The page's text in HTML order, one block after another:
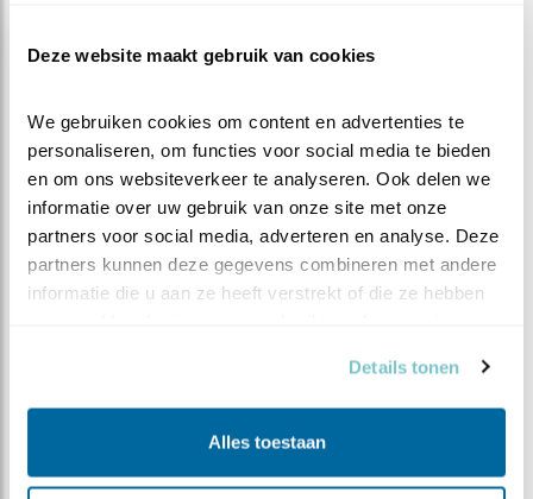
Deze website maakt gebruik van cookies
We gebruiken cookies om content en advertenties te
personaliseren, om functies voor social media te bieden
en om ons websiteverkeer te analyseren. Ook delen we
informatie over uw gebruik van onze site met onze
partners voor social media, adverteren en analyse. Deze
partners kunnen deze gegevens combineren met andere
informatie die u aan ze heeft verstrekt of die ze hebben
Details tonen
Alles toestaan
H
Gierzwaluwdag. Zijn jullie nog niet
blog! Daarnaast ook in dit blog nog wat
wensen.
WORLD SWIFT DAY (WSD)
Sinds 2019 wordt World Swift Day georganiseerd. Swift
is de Engelse naam van het genus Gierzwaluw
) behoort. WSD gaat dus niet alleen
soorten. In tal van landen worden activiteiten
georganiseerd, van lezingen en excursies tot
persberichten en video’s.